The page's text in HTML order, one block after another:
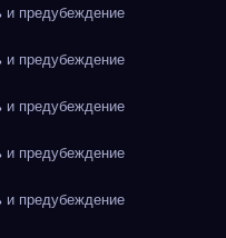
предубеждение
предубеждение
предубеждение
предубеждение
предубеждение